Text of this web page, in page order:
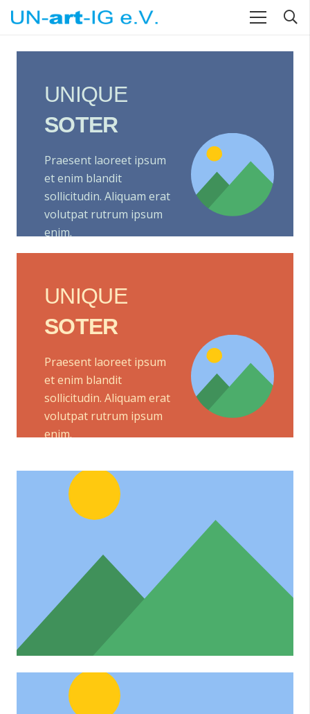
UNIQUE
SOTER
Praesent laoreet ipsum
et enim blandit
sollicitudin. Aliquam erat
volutpat rutrum ipsum
enim.
UNIQUE
SOTER
Praesent laoreet ipsum
et enim blandit
sollicitudin. Aliquam erat
volutpat rutrum ipsum
enim.